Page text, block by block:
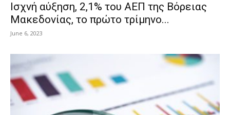
Ισχνή αύξηση, 2,1% του ΑΕΠ της Βόρειας
Μακεδονίας, το πρώτο τρίμηνο...
June 6, 2023